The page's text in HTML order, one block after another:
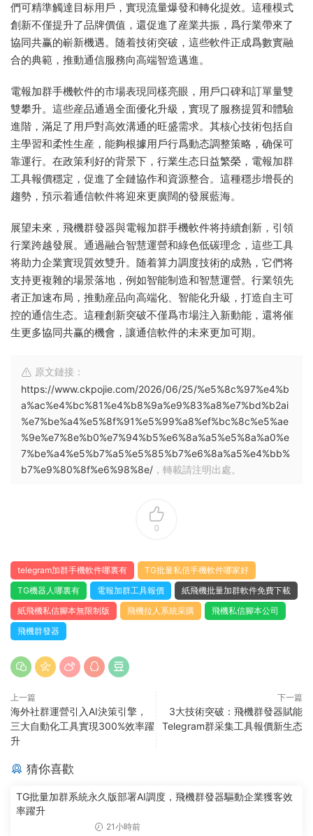
們可精準觸達目标用戶，實現流量爆發和轉化提效。這種模式
創新不僅提升了品牌價值，還促進了産業共振，爲行業帶來了
協同共赢的嶄新機遇。随着技術突破，這些軟件正成爲數實融
合的典範，推動通信服務向高端智造邁進。
電報加群手機軟件的市場表現同樣亮眼，用戶口碑和訂單量雙
雙攀升。這些産品通過全面優化升級，實現了服務提質和體驗
進階，滿足了用戶對高效溝通的旺盛需求。其核心技術包括自
主學習和柔性生産，能夠根據用戶行爲動态調整策略，确保可
靠運行。在政策利好的背景下，行業生态日益繁榮，電報加群
工具報價穩定，促進了全鏈協作和資源整合。這種穩步增長的
趨勢，預示着通信軟件将迎來更廣闊的發展藍海。
展望未來，飛機群發器與電報加群手機軟件将持續創新，引領
行業跨越發展。通過融合智慧運營和綠色低碳理念，這些工具
将助力企業實現質效雙升。随着算力調度技術的成熟，它們将
支持更複雜的場景落地，例如智能制造和智慧運營。行業領先
者正加速布局，推動産品向高端化、智能化升級，打造自主可
控的通信生态。這種創新突破不僅爲市場注入新動能，還将催
生更多協同共赢的機會，讓通信軟件的未來更加可期。
原文鏈接：
https://www.ckpojie.com/2026/06/25/%e5%8c%97%e4%b
a%ac%e4%bc%81%e4%b8%9a%e9%83%a8%e7%bd%b2ai
%e7%be%a4%e5%8f%91%e5%99%a8%ef%bc%8c%e5%ae
%9e%e7%8e%b0%e7%94%b5%e6%8a%a5%e5%8a%a0%e
7%be%a4%e5%b7%a5%e5%85%b7%e6%8a%a5%e4%bb%
b7%e9%80%8f%e6%98%8e/ ，轉載請注明出處。
0
telegram加群手機軟件哪裏有
TG批量私信手機軟件哪家好
TG機器人哪裏有
電報加群工具報價
紙飛機批量加群軟件免費下載
紙飛機私信腳本無限制版
飛機拉人系統采購
飛機私信腳本公司
飛機群發器
上一篇
海外社群運營引入AI決策引擎，
三大自動化工具實現300%效率躍
升
下一篇
3大技術突破：飛機群發器賦能
Telegram群采集工具報價新生态
猜你喜歡
TG批量加群系統永久版部署AI調度，飛機群發器驅動企業獲客效
率躍升
21小時前